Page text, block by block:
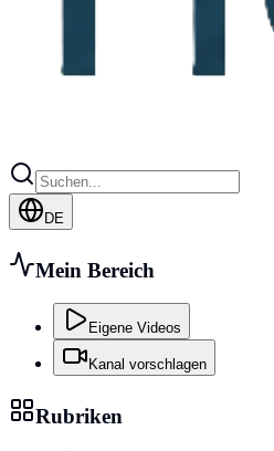
DE
Mein Bereich
Eigene Videos
Kanal vorschlagen
Rubriken